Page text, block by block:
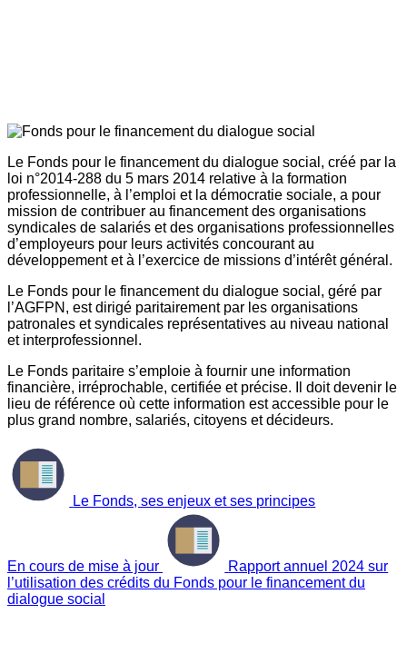
Le Fonds pour le financement du dialogue social, créé par la
loi n°2014-288 du 5 mars 2014 relative à la formation
professionnelle, à l’emploi et la démocratie sociale, a pour
mission de contribuer au financement des organisations
syndicales de salariés et des organisations professionnelles
d’employeurs pour leurs activités concourant au
développement et à l’exercice de missions d’intérêt général.
Le Fonds pour le financement du dialogue social, géré par
l’AGFPN, est dirigé paritairement par les organisations
patronales et syndicales représentatives au niveau national
et interprofessionnel.
Le Fonds paritaire s’emploie à fournir une information
financière, irréprochable, certifiée et précise. Il doit devenir le
lieu de référence où cette information est accessible pour le
plus grand nombre, salariés, citoyens et décideurs.
Le Fonds, ses enjeux et ses principes
En cours de mise à jour
Rapport annuel 2024 sur
l’utilisation des crédits du Fonds pour le financement du
dialogue social